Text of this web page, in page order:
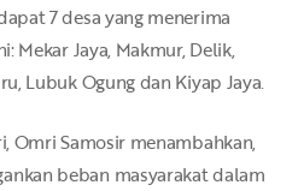
7 desa yang menerima
Mekar Jaya, Makmur, Delik,
Lubuk Ogung dan Kiyap Jaya.
Omri Samosir menambahkan,
beban masyarakat dalam